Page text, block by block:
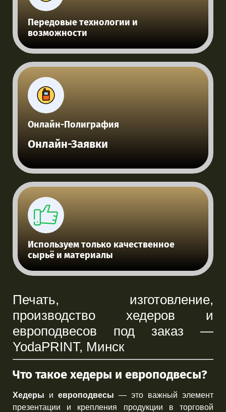
Передовые технологии и
возможности
Онлайн-Полиграфия
Онлайн-Заявки
Используем только качественное
сырьё и материалы
Печать, изготовление,
производство хедеров и
европодвесов под заказ —
YodaPRINT, Минск
Что такое хедеры и европодвесы?
Хедеры и европодвесы — это важный элемент
презентации и крепления продукции в торговой